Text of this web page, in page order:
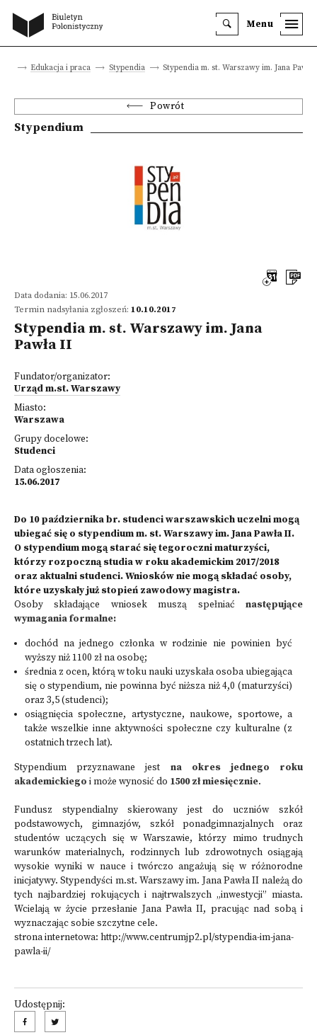
Menu
Edukacja i praca Stypendia Stypendia m. st. Warszawy im. Jana
Powrót
Stypendium
Data dodania: 15.06.2017
Termin nadsyłania zgłoszeń: 10.10.2017
Stypendia m. st. Warszawy im. Jana
Pawła II
Fundator/organizator:
Urząd m.st. Warszawy
Miasto:
Warszawa
Grupy docelowe:
Studenci
Data ogłoszenia:
15.06.2017
Do 10 października br. studenci warszawskich uczelni mogą
ubiegać się o stypendium m. st. Warszawy im. Jana Pawła II.
O stypendium mogą starać się tegoroczni maturzyści,
którzy rozpoczną studia w roku akademickim 2017/2018
oraz aktualni studenci. Wniosków nie mogą składać osoby,
które uzyskały już stopień zawodowy magistra.
Osoby składające wniosek muszą spełniać następujące
wymagania formalne:
dochód na jednego członka w rodzinie nie powinien być
wyższy niż 1100 zł na osobę;
średnia z ocen, którą w toku nauki uzyskała osoba ubiegająca
się o stypendium, nie powinna być niższa niż 4,0 (maturzyści)
oraz 3,5 (studenci);
osiągnięcia społeczne, artystyczne, naukowe, sportowe, a
także wszelkie inne aktywności społeczne czy kulturalne (z
ostatnich trzech lat).
Stypendium przyznawane jest na okres jednego roku
akademickiego i może wynosić do 1500 zł miesięcznie.
Fundusz stypendialny skierowany jest do uczniów szkół
podstawowych, gimnazjów, szkół ponadgimnazjalnych oraz
studentów uczących się w Warszawie, którzy mimo trudnych
warunków materialnych, rodzinnych lub zdrowotnych osiągają
wysokie wyniki w nauce i twórczo angażują się w różnorodne
inicjatywy. Stypendyści m.st. Warszawy im. Jana Pawła II należą do
tych najbardziej rokujących i najtrwalszych „inwestycji” miasta.
Wcielają w życie przesłanie Jana Pawła II, pracując nad sobą i
wyznaczając sobie szczytne cele.
strona internetowa: http://www.centrumjp2.pl/stypendia-im-jana-
pawla-ii/
Udostępnij: